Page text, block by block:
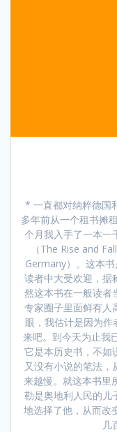
* 一直都对纳粹德国
多年前从一个租书摊
个月我入手了一本一
（The Rise and
Germany）。这本
读者中大受欢迎，据
然这本书在一般读者
专家圈子里面鲜有人
眼，我估计是因为
来吧。到今天为止我
它是本历史书，不如
又没有小说的笔法，
来越慢。就这本书里
勒是奥地利人民的儿
地选择了他，从而
几